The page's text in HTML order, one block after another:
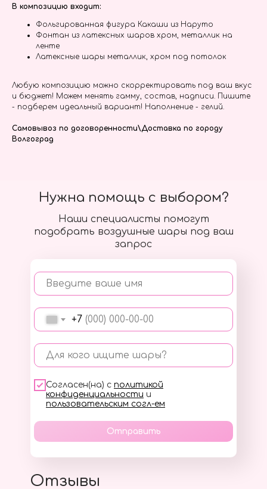
В композицию входит:
Фольгированная фигура Какаши из Наруто
Фонтан из латексных шаров хром, металлик на
ленте
Латексные шары металлик, хром под потолок
Любую композицию можно скорректировать под ваш вкус
и бюджет! Можем менять гамму, состав, надписи. Пишите
- подберем идеальный вариант! Наполнение - гелий.
Самовывоз по договоренности\Доставка по городу
Волгоград
Наши специалисты помогут
подобрать воздушные шары под ваш
запрос
Введите ваше имя
+7
Для кого ищите шары?
Согласен(на) с политикой
конфиденциальности и
пользовательским согл-ем
Отправить
Нужна помощь с выбором?
Отзывы